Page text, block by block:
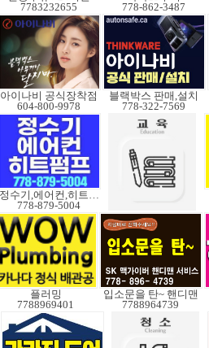
7783232655
778-862-3487
아이나비 공식장착점
604-800-9978
블랙박스 판매,설치
778-322-7569
정수기,에어컨,히트펌프
778-879-5004
플러밍
7788969401
입소문을 탄~ 핸디맨
7788964739